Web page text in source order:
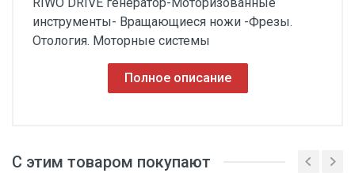
инструменты- Вращающиеся ножи -Фрезы.
Отология. Моторные системы
Полное описание
С этим товаром покупают